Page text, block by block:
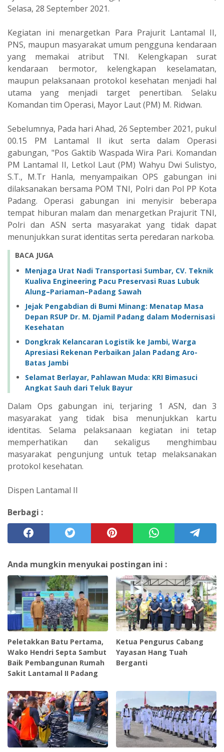
Selasa, 28 September 2021.
Kegiatan ini menargetkan Para Prajurit Lantamal II,
PNS, maupun masyarakat umum pengguna kendaraan
yang memakai atribut TNI. Kelengkapan surat
kendaraan bermotor, kelengkapan keselamatan,
maupun pelaksanaan protokol kesehatan menjadi hal
utama yang menjadi target penertiban. Selaku
Komandan tim Operasi, Mayor Laut (PM) M. Ridwan.
Sebelumnya, Pada hari Ahad, 26 September 2021, pukul
00.15 PM Lantamal II ikut serta dalam Operasi
gabungan, "Pos Gaktib Waspada Wira Pari. Komandan
PM Lantamal II, Letkol Laut (PM) Wahyu Dwi Sulistyo,
S.T., M.Tr Hanla, menyampaikan OPS gabungan ini
dilaksanakan bersama POM TNI, Polri dan Pol PP Kota
Padang. Operasi gabungan ini menyisir beberapa
tempat hiburan malam dan menargetkan Prajurit TNI,
Polri dan ASN serta masyarakat yang tidak dapat
menunjukkan surat identitas serta peredaran narkoba.
BACA JUGA
Menjaga Urat Nadi Transportasi Sumbar, CV. Teknik
Kualiva Engineering Pacu Preservasi Ruas Lubuk
Alung–Pariaman–Padang Sawah
Jejak Pengabdian di Bumi Minang: Menatap Masa
Depan RSUP Dr. M. Djamil Padang dalam Modernisasi
Kesehatan
Dongkrak Kelancaran Logistik ke Jambi, Warga
Apresiasi Rekenan Perbaikan Jalan Padang Aro-
Batas Jambi
Selamat Berlayar, Pahlawan Muda: KRI Bimasuci
Angkat Sauh dari Teluk Bayur
Dalam Ops gabungan ini, terjaring 1 ASN, dan 3
masyarakat yang tidak bisa menunjukkan kartu
identitas. Selama pelaksanaan kegiatan ini tetap
memperhatikan dan sekaligus menghimbau
masyarakat pengunjung untuk tetap melaksanakan
protokol kesehatan.
Dispen Lantamal II
Berbagi :
Anda mungkin menyukai postingan ini :
Peletakkan Batu Pertama,
Wako Hendri Septa Sambut
Baik Pembangunan Rumah
Sakit Lantamal II Padang
Ketua Pengurus Cabang
Yayasan Hang Tuah
Berganti